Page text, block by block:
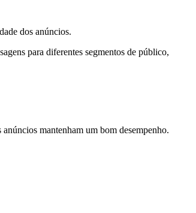
dos anúncios.
para diferentes segmentos de público,
mantenham um bom desempenho.